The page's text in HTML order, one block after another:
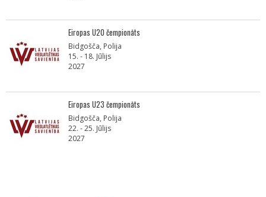
Eiropas U20 čempionāts
Bidgošča, Polija
15. - 18. Jūlijs
2027
Eiropas U23 čempionāts
Bidgošča, Polija
22. - 25. Jūlijs
2027